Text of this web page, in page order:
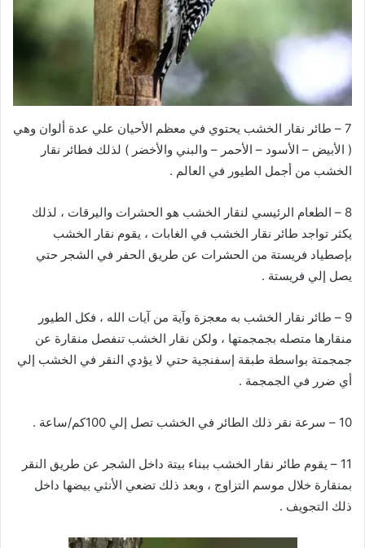
7 – طائر نقار الخشب يحتوي في معظم الأحيان علي عدة ألوان وهي
( الأبيض – الأسود – الأحمر – والبني والأخضر ) لذلك فطائر نقار
الخشب من أجمل الطيور في العالم .
8 – الطعام الرئيسي لنقار الخشب هو الحشرات واليرقات ، لذلك
يكثر تواجد طائر نقار الخشب في الغابات ، يقوم نقار الخشب
بإصطياد فريستة من الحشرات عن طريق الحفر في الشجر حتي
يصل إلي فريستة .
9 – طائر نقار الخشب به معجزة وآية من آيات الله ، فكل الطيور
منقارها متصله بجمجمتها ، ولكن نقار الخشب تنفصل منقارة عن
جمجمتة بواسطة طبقة إسفنجية حتي لا يؤدي النقر في الخشب إلي
أي ضرر في الجمجمة .
10 – سرعة نقر ذلك الطائر في الخشب تصل إلي 100كم/ساعة .
11 – يقوم طائر نقار الخشب ببناء بيتة داخل الشجر عن طريق النقر
بمنقارة خلال موسم التزاوج ، وبعد ذلك تضعي الأنثي بيضها داخل
ذلك التجويف .